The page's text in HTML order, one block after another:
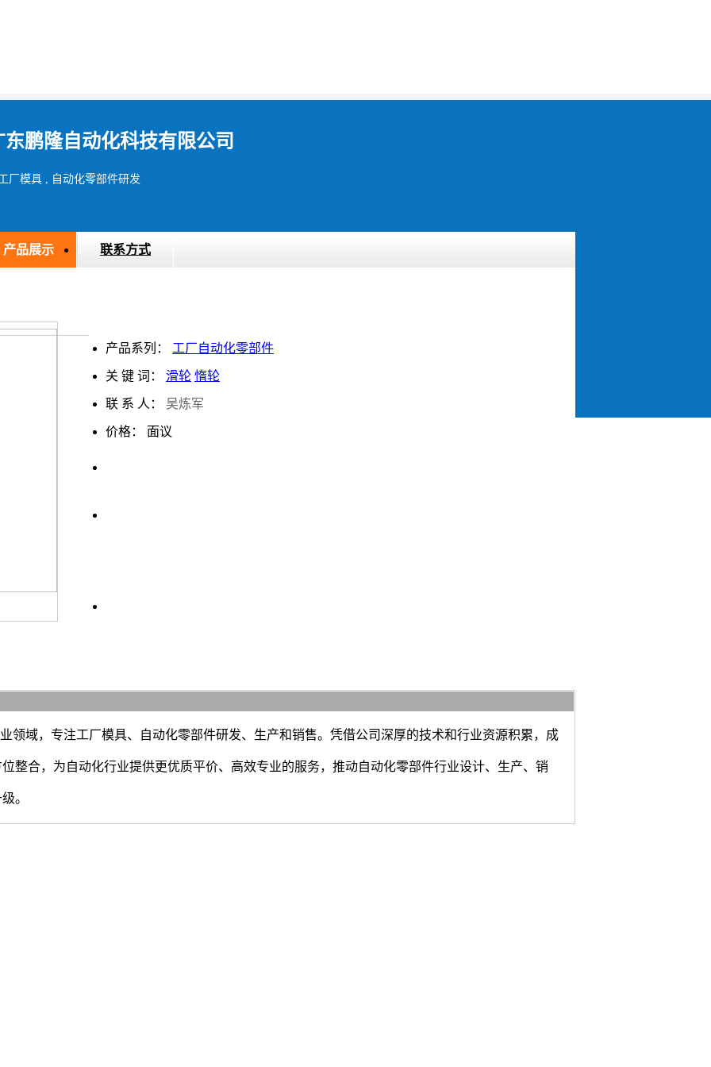
东鹏隆自动化科技有限公司
厂模具 , 自动化零部件研发
产品展示 联系方式
产品系列： 工厂自动化零部件
关 键 词： 滑轮 惰轮
联 系 人： 吴炼军
价格： 面议
领域，专注工厂模具、自动化零部件研发、生产和销售。凭借公司深厚的技术和行业资源积累，成
整合，为自动化行业提供更优质平价、高效专业的服务，推动自动化零部件行业设计、生产、销
。